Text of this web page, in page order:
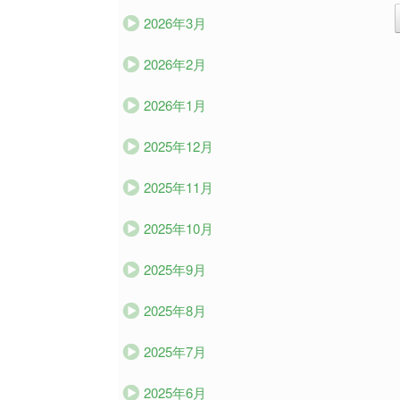
2026年3月
2026年2月
2026年1月
2025年12月
2025年11月
2025年10月
2025年9月
2025年8月
2025年7月
2025年6月